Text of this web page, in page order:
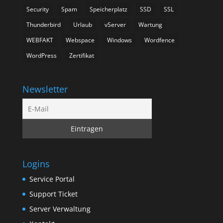
Security Spam Speicherplatz SSD
SSL
Thunderbird
Urlaub vServer
Wartung
WEBFAKT
Webspace Windows
Wordfence
WordPress
Zertifikat
Newsletter
Logins
Service Portal
Support Ticket
Server Verwaltung